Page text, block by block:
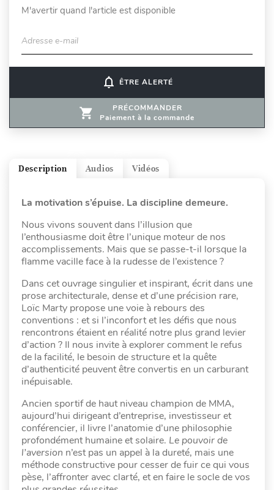
M'avertir quand l'article est disponible
Adresse e-mail
notifications_none ÊTRE ALERTÉ
PRÉCOMMANDER
Paiement à la commande
Vidéos
Audios
Description
La motivation s’épuise. La discipline demeure.
Nous vivons souvent dans l’illusion que
l’enthousiasme doit être l’unique moteur de nos
accomplissements. Mais que se passe-t-il lorsque la
flamme vacille face à la rudesse de l’existence ?
Dans cet ouvrage singulier et inspirant, écrit dans une
prose architecturale, dense et d’une précision rare,
Loïc Marty propose une voie à rebours des
conventions : et si l’inconfort et les défis que nous
rencontrons étaient en réalité notre plus grand levier
d’action ? Il nous invite à explorer comment le refus
de la facilité, le besoin de structure et la quête
d’authenticité peuvent être convertis en un carburant
inépuisable.
Ancien sportif de haut niveau champion de MMA,
aujourd’hui dirigeant d’entreprise, investisseur et
conférencier, il livre l’anatomie d’une philosophie
profondément humaine et solaire. Le pouvoir de
l’aversion n’est pas un appel à la dureté, mais une
méthode constructive pour cesser de fuir ce qui vous
pèse, l’affronter avec clarté, et en faire le socle de vos